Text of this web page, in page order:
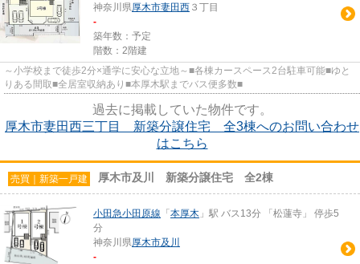
神奈川県厚木市妻田西 ３丁目
-
築年数：予定
階数：2階建
～小学校まで徒歩2分×通学に安心な立地～■各棟カースペース2台駐車可能■ゆと
りある間取■全居室収納あり■本厚木駅までバス便多数■
過去に掲載していた物件です。
厚木市妻田西三丁目 新築分譲住宅 全3棟へのお問い合わせ
はこちら
売買｜新築一戸建 厚木市及川 新築分譲住宅 全2棟
小田急小田原線 「 本厚木 」駅 バス13分 「松蓮寺」 停歩5
分
神奈川県厚木市及川
-